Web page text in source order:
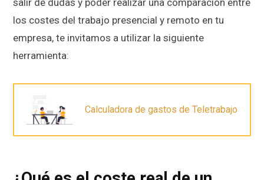
los costes del trabajo presencial y remoto en tu
empresa, te invitamos a utilizar la siguiente
herramienta:
Calculadora de gastos de Teletrabajo